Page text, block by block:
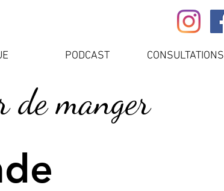
PODCAST CONSULTATIONS
de manger